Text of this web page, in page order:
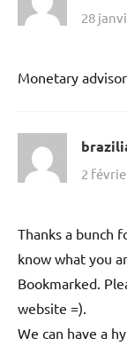
28
Monetary
2
Thanks a bunch
know what you
Bookmarked.
website =).
We can have a